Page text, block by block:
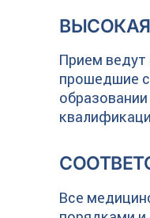
Прием
прошедшие
Все